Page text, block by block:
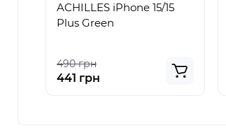
ACHILLES iPhone 15/15
Plus Green
490 грн
441 грн